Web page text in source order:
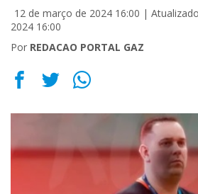
12 de março de 2024 16:00 |
2024 16:00
Por REDACAO PORTAL GAZ